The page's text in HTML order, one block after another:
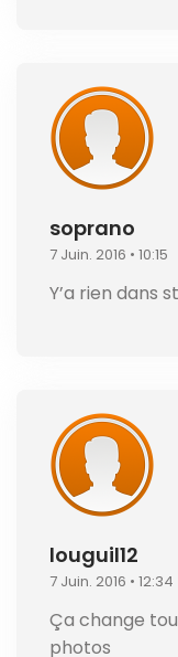
soprano
7 Juin. 2016 • 10:15
Y’a rien dans
louguil12
7 Juin. 2016 • 12:34
Ça change
photos